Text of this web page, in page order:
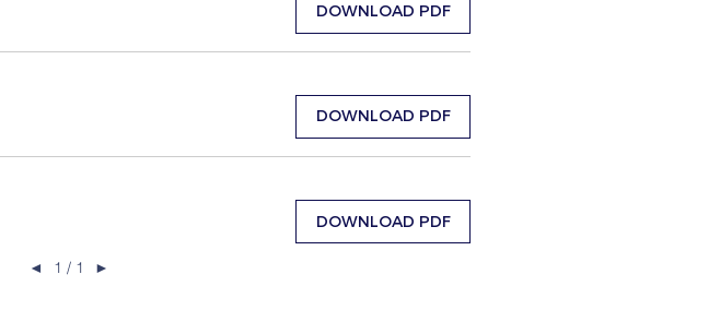
DOWNLOAD PDF
DOWNLOAD PDF
DOWNLOAD PDF
◄ 1 / 1 ►